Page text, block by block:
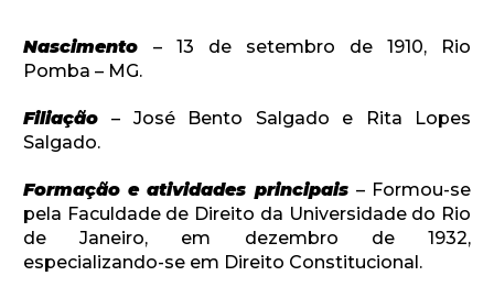
Nascimento – 13 de setembro de 1910, Rio
Pomba – MG.
Filiação– José Bento Salgado e Rita Lopes
Salgado.
Formação e atividades principais – Formou-se
pela Faculdade de Direito da Universidade do Rio
de Janeiro, em dezembro de 1932,
especializando-se em Direito Constitucional.